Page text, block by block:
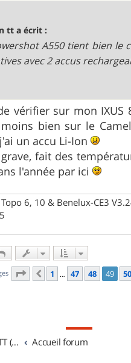
tt a écrit :
A550 tient bien le
avec 2 accus
vérifier sur mon IXUS
bien sur le
un accu Li-Ion
fait des
l'année par ici
Topo 6, 10 & Benelux-CE3
Page 49 sur314
Précédent
1 … 47 48 49 50
GPS) Accueil forum